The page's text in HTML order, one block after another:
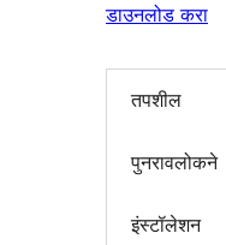
डाउनलोड करा
तपशील
पुनरावलोकने
इंस्टॉलेशन